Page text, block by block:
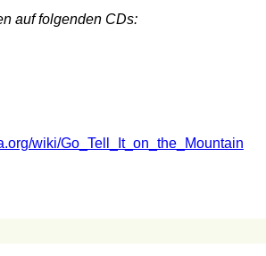
auf folgenden CDs:
wiki/Go_Tell_It_on_the_Mountain